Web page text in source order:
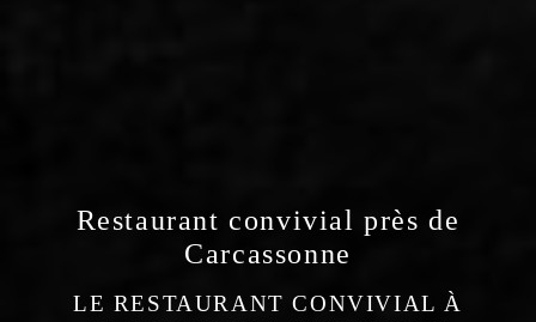
Restaurant convivial près de
Carcassonne
LE RESTAURANT CONVIVIAL À